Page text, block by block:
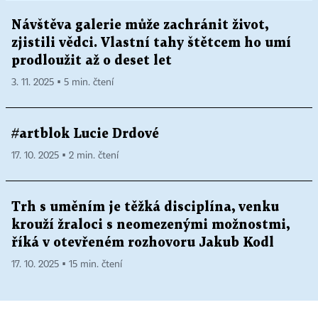
Návštěva galerie může zachránit život,
zjistili vědci. Vlastní tahy štětcem ho umí
prodloužit až o deset let
3. 11. 2025 ▪ 5 min. čtení
#artblok Lucie Drdové
17. 10. 2025 ▪ 2 min. čtení
Trh s uměním je těžká disciplína, venku
krouží žraloci s neomezenými možnostmi,
říká v otevřeném rozhovoru Jakub Kodl
17. 10. 2025 ▪ 15 min. čtení